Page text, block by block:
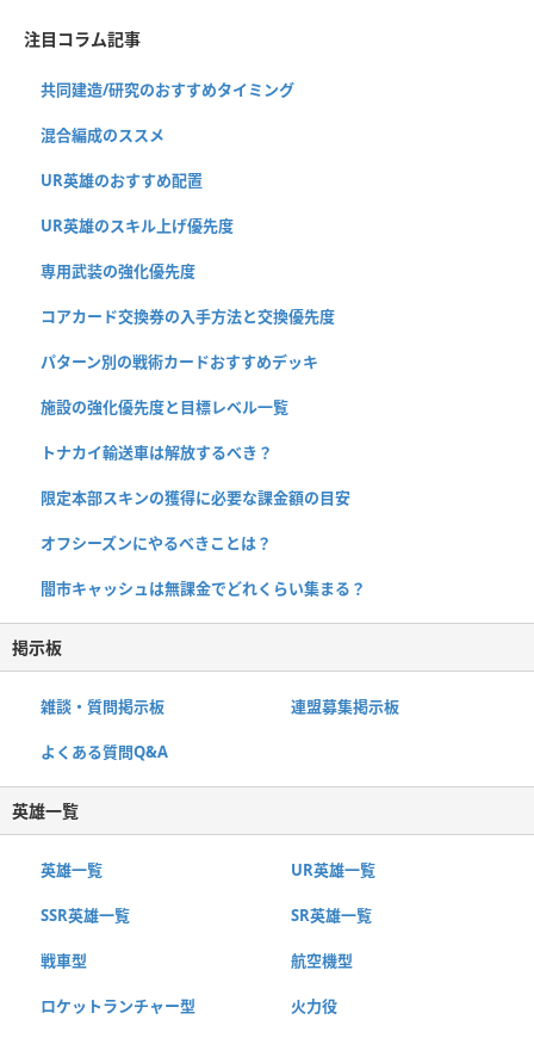
注目コラム記事
共同建造/研究のおすすめタイミング
混合編成のススメ
UR英雄のおすすめ配置
UR英雄のスキル上げ優先度
専用武装の強化優先度
コアカード交換券の入手方法と交換優先度
パターン別の戦術カードおすすめデッキ
施設の強化優先度と目標レベル一覧
トナカイ輸送車は解放するべき？
限定本部スキンの獲得に必要な課金額の目安
オフシーズンにやるべきことは？
闇市キャッシュは無課金でどれくらい集まる？
掲示板
雑談・質問掲示板 連盟募集掲示板
よくある質問Q&A
英雄一覧
英雄一覧 UR英雄一覧
SSR英雄一覧 SR英雄一覧
戦車型 航空機型
ロケットランチャー型 火力役